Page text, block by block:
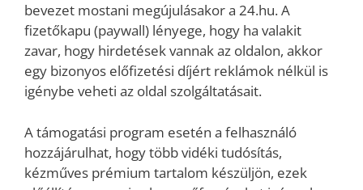
bevezet mostani megújulásakor a 24.hu. A
fizetőkapu (paywall) lényege, hogy ha valakit
zavar, hogy hirdetések vannak az oldalon, akkor
egy bizonyos előfizetési díjért reklámok nélkül is
igénybe veheti az oldal szolgáltatásait.
A támogatási program esetén a felhasználó
hozzájárulhat, hogy több vidéki tudósítás,
kézműves prémium tartalom készüljön, ezek